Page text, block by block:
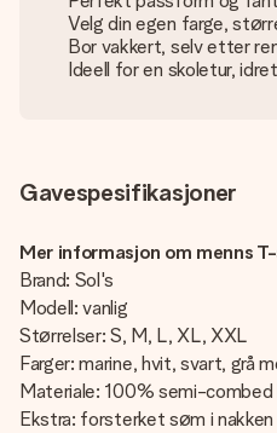
Velg din egen farge,
Bor vakkert, selv etter
Ideell for en skoletur,
Gavespesifikasjoner
Mer informasjon om menns
Brand: Sol's
Modell: vanlig
Størrelser: S, M, L, XL, XXL
Farger: marine, hvit, svart, grå
Materiale: 100% semi-combed
Ekstra: forsterket søm i nakken